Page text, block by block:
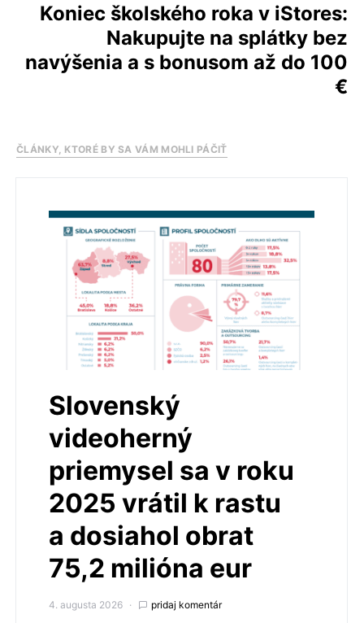
Koniec školského roka v iStores:
Nakupujte na splátky bez
navýšenia a s bonusom až do 100
€
ČLÁNKY, KTORÉ BY SA VÁM MOHLI PÁČIŤ
Slovenský
videoherný
priemysel sa v roku
2025 vrátil k rastu
a dosiahol obrat
75,2 milióna eur
4. augusta 2026 pridaj komentár